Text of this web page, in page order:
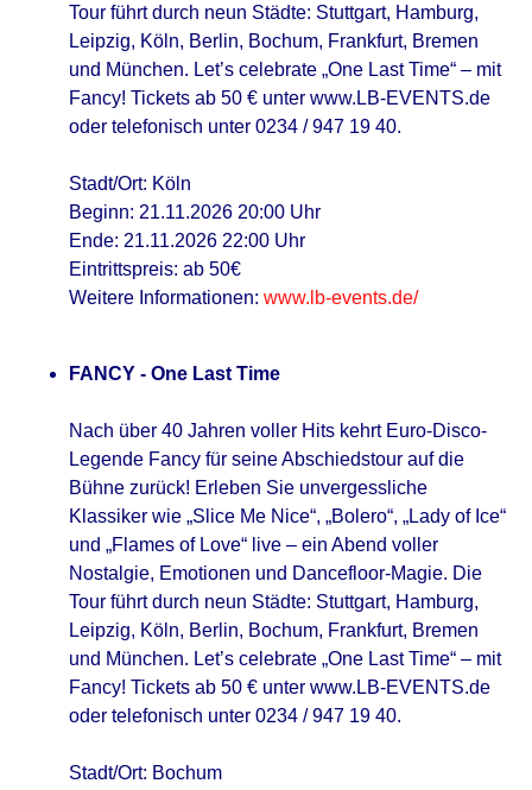
Tour führt durch neun Städte: Stuttgart, Hamburg,
Leipzig, Köln, Berlin, Bochum, Frankfurt, Bremen
und München. Let’s celebrate „One Last Time“ – mit
Fancy! Tickets ab 50 € unter www.LB-EVENTS.de
oder telefonisch unter 0234 / 947 19 40.
Stadt/Ort: Köln
Beginn: 21.11.2026 20:00 Uhr
Ende: 21.11.2026 22:00 Uhr
Eintrittspreis: ab 50€
Weitere Informationen: www.lb-events.de/
FANCY - One Last Time
Nach über 40 Jahren voller Hits kehrt Euro-Disco-
Legende Fancy für seine Abschiedstour auf die
Bühne zurück! Erleben Sie unvergessliche
Klassiker wie „Slice Me Nice“, „Bolero“, „Lady of Ice“
und „Flames of Love“ live – ein Abend voller
Nostalgie, Emotionen und Dancefloor-Magie. Die
Tour führt durch neun Städte: Stuttgart, Hamburg,
Leipzig, Köln, Berlin, Bochum, Frankfurt, Bremen
und München. Let’s celebrate „One Last Time“ – mit
Fancy! Tickets ab 50 € unter www.LB-EVENTS.de
oder telefonisch unter 0234 / 947 19 40.
Stadt/Ort: Bochum